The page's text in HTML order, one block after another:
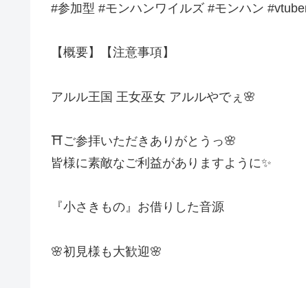
#参加型 #モンハンワイルズ #モンハン
【概要】【注意事項】
アルル王国 王女巫女 アルルやでぇ🌸
⛩️ご参拝いただきありがとうっ🌸
皆様に素敵なご利益がありますように✨
『小さきもの』お借りした音源
🌸初見様も大歓迎🌸